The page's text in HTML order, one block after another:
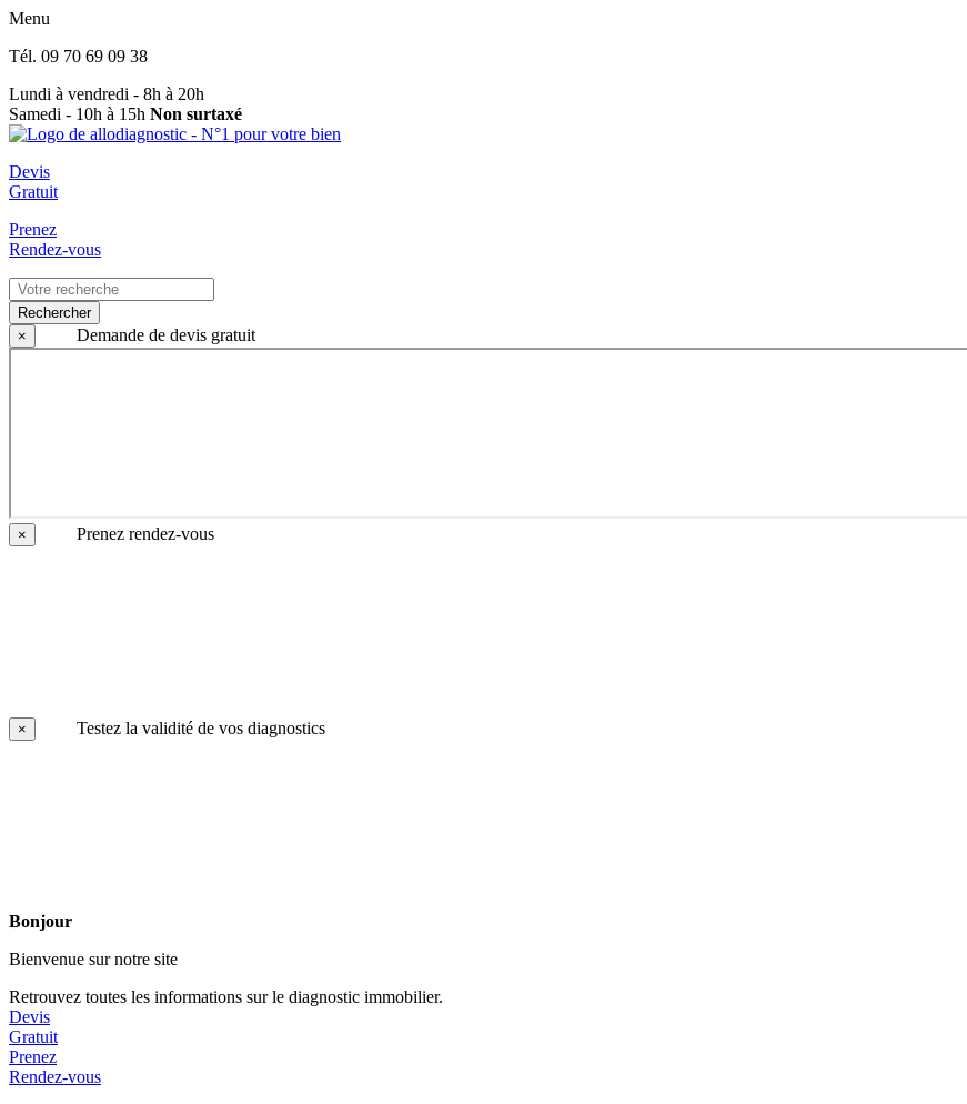
Menu
Tél. 09 70 69 09 38
Lundi à vendredi - 8h à 20h
Samedi - 10h à 15h Non surtaxé
Devis
Gratuit
Prenez
Rendez-vous
Rechercher
×
Demande de devis gratuit
× Prenez rendez-vous
× Testez la validité de vos diagnostics
Bonjour
Bienvenue sur notre site
Retrouvez toutes les informations sur le diagnostic immobilier.
Devis
Gratuit
Prenez
Rendez-vous